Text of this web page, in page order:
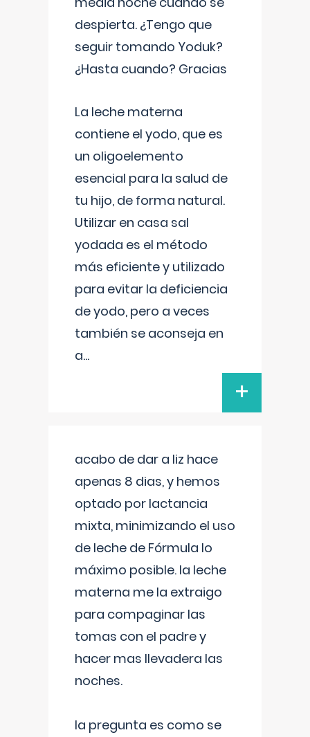
despierta. ¿Tengo que
seguir tomando Yoduk?
¿Hasta cuando? Gracias
La leche materna
contiene el yodo, que es
un oligoelemento
esencial para la salud de
tu hijo, de forma natural.
Utilizar en casa sal
yodada es el método
más eficiente y utilizado
para evitar la deficiencia
de yodo, pero a veces
también se aconseja en
a...
+
acabo de dar a liz hace
apenas 8 dias, y hemos
optado por lactancia
mixta, minimizando el uso
de leche de Fórmula lo
máximo posible. la leche
materna me la extraigo
para compaginar las
tomas con el padre y
hacer mas llevadera las
noches.
la pregunta es como se